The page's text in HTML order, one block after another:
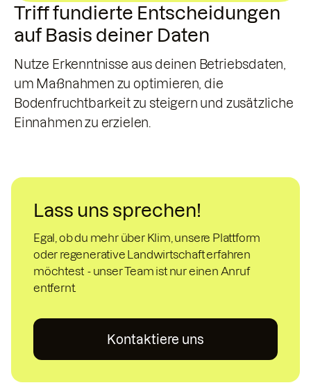
Triff fundierte Entscheidungen
auf Basis deiner Daten
Nutze Erkenntnisse aus deinen Betriebsdaten,
um Maßnahmen zu optimieren, die
Bodenfruchtbarkeit zu steigern und zusätzliche
Einnahmen zu erzielen.
Lass uns sprechen!
Egal, ob du mehr über Klim, unsere Plattform
oder regenerative Landwirtschaft erfahren
möchtest - unser Team ist nur einen Anruf
entfernt.
Kontaktiere uns